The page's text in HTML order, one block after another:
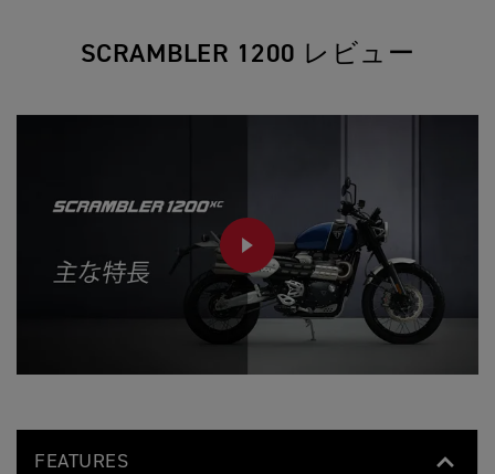
SCRAMBLER 1200 レビュー
PLAY
FEATURES